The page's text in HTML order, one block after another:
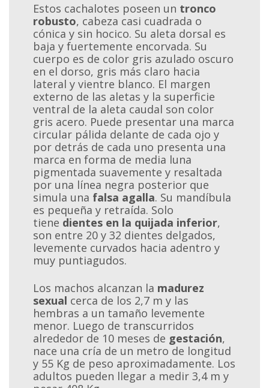
Estos cachalotes poseen un tronco
robusto, cabeza casi cuadrada o
cónica y sin hocico. Su aleta dorsal es
baja y fuertemente encorvada. Su
cuerpo es de color gris azulado oscuro
en el dorso, gris más claro hacia
lateral y vientre blanco. El margen
externo de las aletas y la superficie
ventral de la aleta caudal son color
gris acero. Puede presentar una marca
circular pálida delante de cada ojo y
por detrás de cada uno presenta una
marca en forma de media luna
pigmentada suavemente y resaltada
por una línea negra posterior que
simula una falsa agalla. Su mandíbula
es pequeña y retraída. Solo
tiene dientes en la quijada inferior,
son entre 20 y 32 dientes delgados,
levemente curvados hacia adentro y
muy puntiagudos.
Los machos alcanzan la madurez
sexual cerca de los 2,7 m y las
hembras a un tamaño levemente
menor. Luego de transcurridos
alrededor de 10 meses de gestación,
nace una cría de un metro de longitud
y 55 Kg de peso aproximadamente. Los
adultos pueden llegar a medir 3,4 m y